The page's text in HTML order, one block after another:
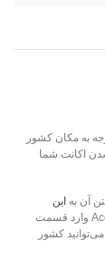
به مکان کشور
اکانت شما
آن به این
اینترنتی بروید و پس از وارد شدن به اکانت خود از تب Account وارد قسمت
Account Details شده و سپس با مشاهد گزینه Country/Region می‌توانید کشور